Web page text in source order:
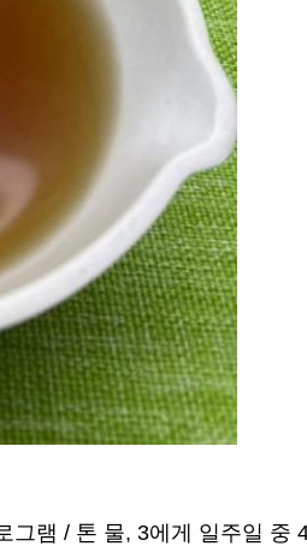
램 / 톤 물, 3에게 일주일 중